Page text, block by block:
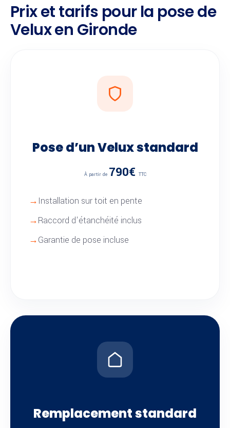
Prix et tarifs pour la pose de
Velux en Gironde
Pose d’un Velux standard
À partir de 790€ TTC
Installation sur toit en pente
Raccord d'étanchéité inclus
Garantie de pose incluse
Remplacement standard